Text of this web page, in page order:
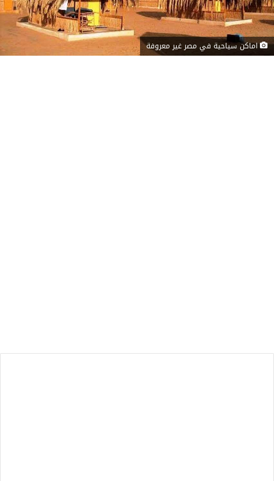
اماكن سياحية في مصر غير معروفة